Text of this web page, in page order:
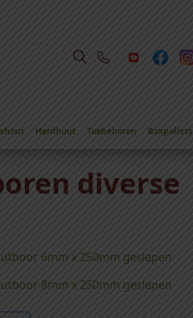
Hardhout Toebehoren Boxpallets
diverse
6mm x 250mm geslepen
8mm x 250mm geslepen